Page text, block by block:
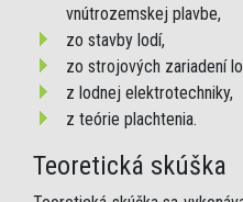
vnútrozemskej plavbe,
zo stavby lodí,
zo strojových zariadení
z lodnej elektrotechniky,
z teórie plachtenia.
Teoretická skúška